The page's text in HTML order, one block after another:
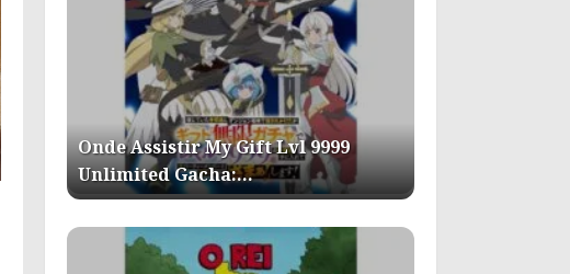
Onde Assistir My Gift Lvl 9999
Unlimited Gacha:…